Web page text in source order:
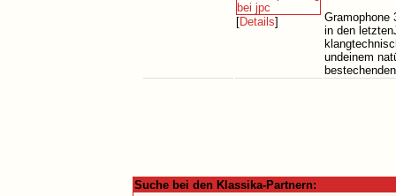
[Details]
Gramophone
in den
undeinem
Suche bei den Klassika-Partnern: